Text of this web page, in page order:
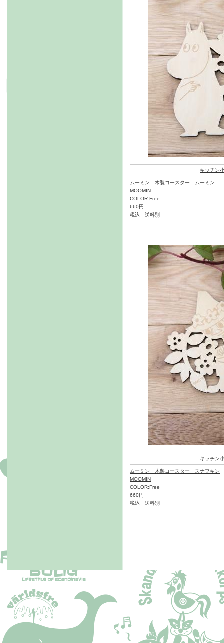
キッチン
ムーミン 木製コースター ムーミン
MOOMIN
COLOR:Free
660円
税込 送料別
キッチン
ムーミン 木製コースター スナフキン
MOOMIN
COLOR:Free
660円
税込 送料別